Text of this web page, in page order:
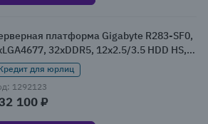
платформа Gigabyte R283-SF0,
32xDDR5, 12x2.5/3.5 HDD HS,
2x2.7 кВт 2U (R283-SF0-AAL1)
для юрлиц
1292123
100 ₽